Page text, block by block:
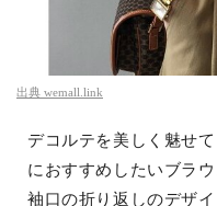
出典 wemall.link
デコルテを美しく魅せ
におすすめしたいブラウ
袖口の折り返しのデザ